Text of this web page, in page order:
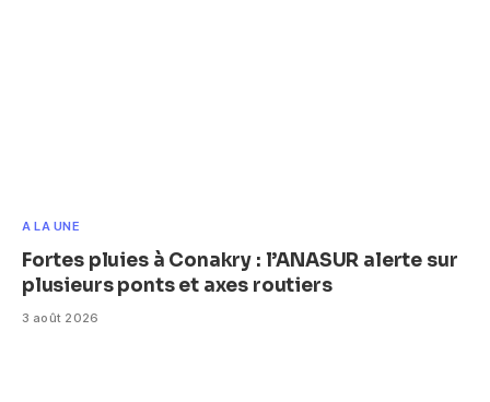
A LA UNE
Fortes pluies à Conakry : l’ANASUR alerte sur
plusieurs ponts et axes routiers
3 août 2026